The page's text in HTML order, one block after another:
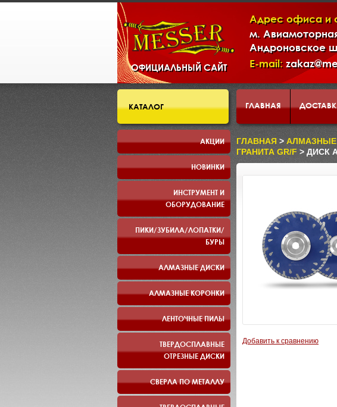
ОФИЦИАЛЬНЫЙ САЙТ
Адрес офиса и
м.
Андроновское
E-mail:
ГЛАВНАЯ
СКЛАД КОРЗИНА
ПРЕЗЕНТАЦИЯ
КАТАЛОГ
АКЦИИ
НОВИНКИ
ИНСТРУМЕНТ И
ОБОРУДОВАНИЕ
ПИКИ/ЗУБИЛА/ЛОПАТКИ/
БУРЫ
АЛМАЗНЫЕ ДИСКИ
АЛМАЗНЫЕ КОРОНКИ
ЛЕНТОЧНЫЕ ПИЛЫ
ТВЕРДОСПЛАВНЫЕ
ОТРЕЗНЫЕ ДИСКИ
СВЕРЛА ПО МЕТАЛЛУ
ГЛАВНАЯ > АЛМАЗНЫЕ
ГРАНИТА GR/F > ДИСК
Добавить к сравнению